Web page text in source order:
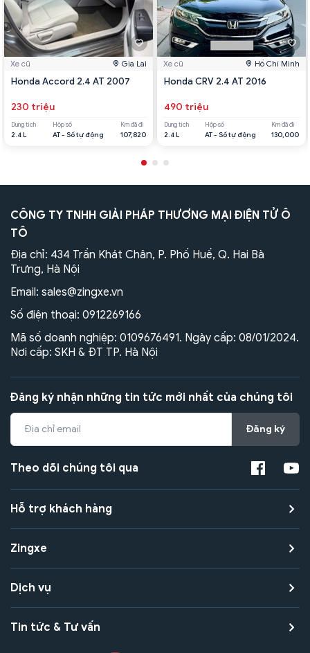
Xe cũ Gia Lai
Honda Accord 2.4 AT 2007
230 triệu
Dung tích
2.4 L
Hộp số
AT - Số tự động
Km đã đi
107,820
Xe cũ Hồ Chí Minh
Honda CRV 2.4 AT 2016
490 triệu
Dung tích
2.4 L
Hộp số
AT - Số tự động
Km đã đi
130,000
CÔNG TY TNHH GIẢI PHÁP THƯƠNG MẠI ĐIỆN TỬ Ô
TÔ
Địa chỉ: 434 Trần Khát Chân, P. Phố Huế, Q. Hai Bà
Trưng, Hà Nội
Email: sales@zingxe.vn
Số điện thoại: 0912269166
Mã số doanh nghiệp: 0109676491. Ngày cấp: 08/01/2024.
Nơi cấp: SKH & ĐT TP. Hà Nội
Đăng ký nhận những tin tức mới nhất của chúng tôi
Đăng ký
Theo dõi chúng tôi qua
Hỗ trợ khách hàng
Zingxe
Dịch vụ
Tin tức & Tư vấn